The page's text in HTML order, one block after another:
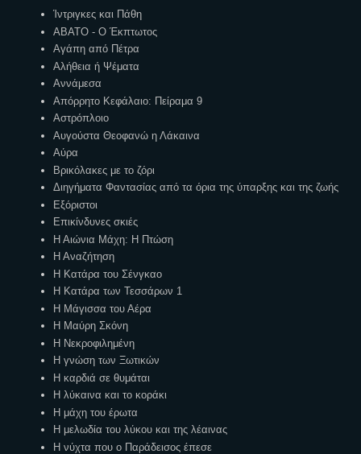
Ίντριγκες και Πάθη
ΑΒΑΤΟ - Ο Έκπτωτος
Αγάπη από Πέτρα
Αλήθεια ή Ψέματα
Αννάμεσα
Απόρρητο Κεφάλαιο: Πείραμα 9
Αστρόπλοιο
Αυγούστα Θεοφανώ η Λάκαινα
Αύρα
Βρικόλακες με το ζόρι
Διηγήματα Φαντασίας από τα όρια της ύπαρξης και της ζωής
Εξόριστοι
Επικίνδυνες σκιές
Η Αιώνια Μάχη: Η Πτώση
Η Αναζήτηση
Η Κατάρα του Σένγκαο
Η Κατάρα των Τεσσάρων 1
Η Μάγισσα του Αέρα
Η Μαύρη Σκόνη
Η Νεκροφιλημένη
Η γνώση των Ξωτικών
Η καρδιά σε θυμάται
Η λύκαινα και το κοράκι
Η μάχη του έρωτα
Η μελωδία του λύκου και της λέαινας
Η νύχτα που ο Παράδεισος έπεσε